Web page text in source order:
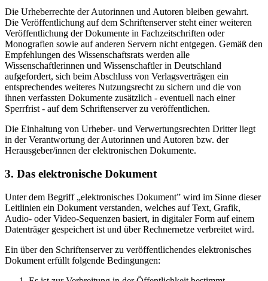
Die Urheberrechte der Autorinnen und Autoren bleiben gewahrt.
Die Veröffentlichung auf dem Schriftenserver steht einer weiteren
Veröffentlichung der Dokumente in Fachzeitschriften oder
Monografien sowie auf anderen Servern nicht entgegen. Gemäß den
Empfehlungen des Wissenschaftsrats werden alle
Wissenschaftlerinnen und Wissenschaftler in Deutschland
aufgefordert, sich beim Abschluss von Verlagsverträgen ein
entsprechendes weiteres Nutzungsrecht zu sichern und die von
ihnen verfassten Dokumente zusätzlich - eventuell nach einer
Sperrfrist - auf dem Schriftenserver zu veröffentlichen.
Die Einhaltung von Urheber- und Verwertungsrechten Dritter liegt
in der Verantwortung der Autorinnen und Autoren bzw. der
Herausgeber/innen der elektronischen Dokumente.
3. Das elektronische Dokument
Unter dem Begriff „elektronisches Dokument” wird im Sinne dieser
Leitlinien ein Dokument verstanden, welches auf Text, Grafik,
Audio- oder Video-Sequenzen basiert, in digitaler Form auf einem
Datenträger gespeichert ist und über Rechnernetze verbreitet wird.
Ein über den Schriftenserver zu veröffentlichendes elektronisches
Dokument erfüllt folgende Bedingungen: